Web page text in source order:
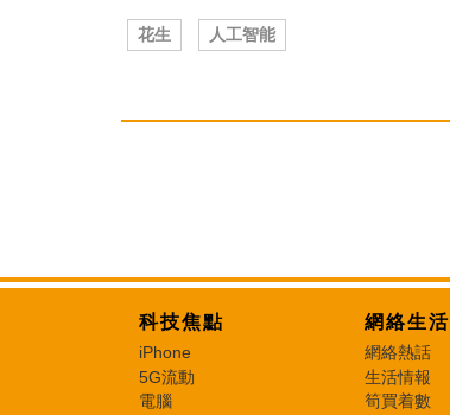
花生 人工智能
科技焦點
iPhone
5G流動
電腦
網絡生活
網絡熱話
生活情報
筍買着數